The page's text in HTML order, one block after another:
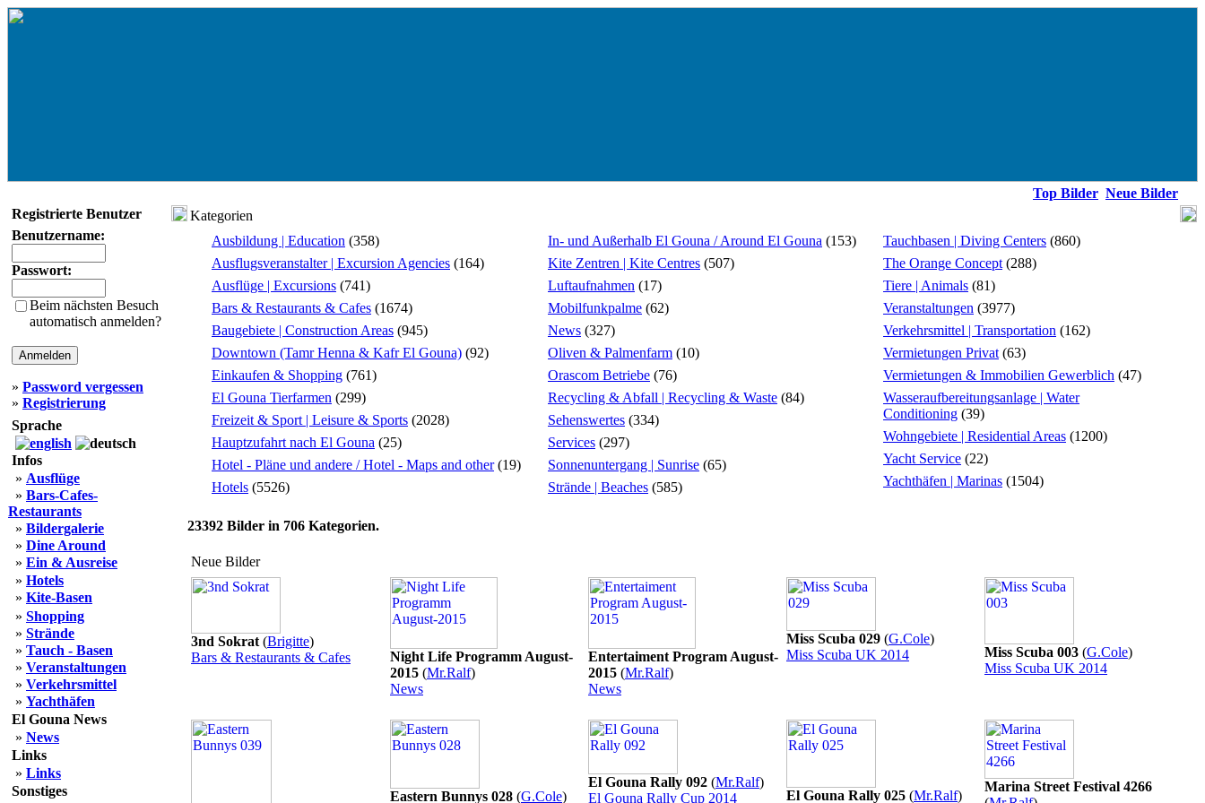
Top Bilder Neue Bilder
Registrierte Benutzer
Benutzername:
Passwort:
Beim nächsten Besuch
automatisch anmelden?
» Password vergessen
» Registrierung
Sprache
Infos
» Ausflüge
» Bars-Cafes-
Restaurants
» Bildergalerie
» Dine Around
» Ein & Ausreise
» Hotels
» Kite-Basen
» Shopping
» Strände
» Tauch - Basen
» Veranstaltungen
» Verkehrsmittel
» Yachthäfen
El Gouna News
» News
Links
» Links
Sonstiges
Kategorien
Ausbildung | Education (358)
Ausflugsveranstalter | Excursion Agencies (164)
Ausflüge | Excursions (741)
Bars & Restaurants & Cafes (1674)
Baugebiete | Construction Areas (945)
Downtown (Tamr Henna & Kafr El Gouna) (92)
Einkaufen & Shopping (761)
El Gouna Tierfarmen (299)
Freizeit & Sport | Leisure & Sports (2028)
Hauptzufahrt nach El Gouna (25)
Hotel - Pläne und andere / Hotel - Maps and other(19)
Hotels (5526)
In- und Außerhalb El Gouna / Around El Gouna (153)
Kite Zentren | Kite Centres (507)
Luftaufnahmen (17)
Mobilfunkpalme (62)
News (327)
Oliven & Palmenfarm (10)
Orascom Betriebe (76)
Recycling & Abfall | Recycling & Waste (84)
Sehenswertes (334)
Services (297)
Sonnenuntergang | Sunrise (65)
Strände | Beaches (585)
Tauchbasen | Diving Centers (860)
The Orange Concept (288)
Tiere | Animals (81)
Veranstaltungen (3977)
Verkehrsmittel | Transportation (162)
Vermietungen Privat (63)
Vermietungen & Immobilien Gewerblich (47)
Wasseraufbereitungsanlage | Water
Conditioning (39)
Wohngebiete | Residential Areas (1200)
Yacht Service (22)
Yachthäfen | Marinas (1504)
23392 Bilder in 706 Kategorien.
Neue Bilder
3nd Sokrat (Brigitte)
Bars & Restaurants & Cafes
Night Life Programm August-
2015 (Mr.Ralf)
News
Entertaiment Program August-
2015 (Mr.Ralf)
News
Miss Scuba 029 (G.Cole)
Miss Scuba UK 2014
Miss Scuba 003 (G.Cole)
Miss Scuba UK 2014
Eastern Bunnys 028 (G.Cole)
El Gouna Rally 092 (Mr.Ralf)
El Gouna Rally Cup 2014
El Gouna Rally 025 (Mr.Ralf)
Marina Street Festival 4266